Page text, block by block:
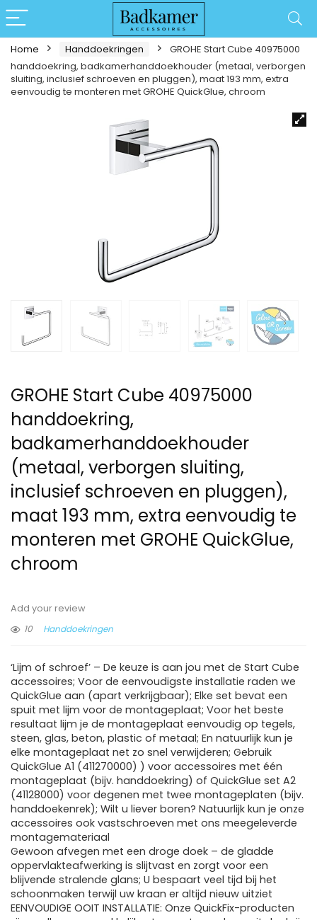
Home Handdoekringen
GROHE Start Cube 40975000
handdoekring, badkamerhanddoekhouder (metaal, verborgen
sluiting, inclusief schroeven en pluggen), maat 193 mm, extra
eenvoudig te monteren met GROHE QuickGlue, chroom
GROHE Start Cube 40975000
handdoekring,
badkamerhanddoekhouder
(metaal, verborgen sluiting,
inclusief schroeven en pluggen),
maat 193 mm, extra eenvoudig te
monteren met GROHE QuickGlue,
chroom
Add your review
10
Handdoekringen
‘Lijm of schroef’ – De keuze is aan jou met de Start Cube
accessoires; Voor de eenvoudigste installatie raden we
QuickGlue aan (apart verkrijgbaar); Elke set bevat een
spuit met lijm voor de montageplaat; Voor het beste
resultaat lijm je de montageplaat eenvoudig op tegels,
steen, glas, beton, plastic of metaal; En natuurlijk kun je
elke montageplaat net zo snel verwijderen; Gebruik
QuickGlue A1 (411270000) ) voor accessoires met één
montageplaat (bijv. handdoekring) of QuickGlue set A2
(41128000) voor degenen met twee montageplaten (bijv.
handdoekenrek); Wilt u liever boren? Natuurlijk kun je onze
accessoires ook vastschroeven met ons meegeleverde
montagemateriaal
Gewoon afvegen met een droge doek – de gladde
oppervlakteafwerking is slijtvast en zorgt voor een
blijvende stralende glans; U bespaart veel tijd bij het
schoonmaken terwijl uw kraan er altijd nieuw uitziet
EENVOUDIGE OOIT INSTALLATIE: Onze QuickFix-producten